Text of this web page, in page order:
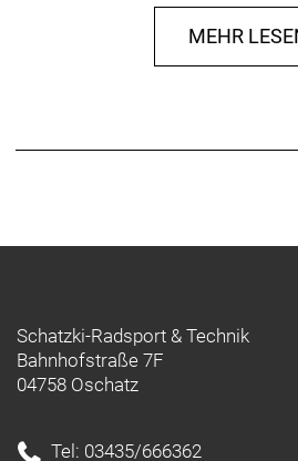
oder deine Tochter morgens
dem Wahoo wird jede Fahrt zu
haben!
eine einfache Handhabung
einfach Laune. Außerdem lässt
mit Zubehör an individuelle
Wahoo ist robust und langlebig,
MEHR
Schatzki-Radsport & Technik
Bahnhofstraße 7F
04758 Oschatz
Tel: 03435/666362